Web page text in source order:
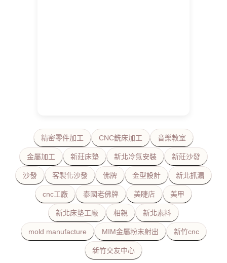
精密零件加工 CNC銑床加工 音樂教室
金屬加工 新莊床墊 新北冷氣安裝 新莊沙發
沙發 客製化沙發 佛牌 金型設計 新北抓漏
cnc工廠 泰國老佛牌 美睫店 美甲
新北床墊工廠 相親 新北素料
mold manufacture MIM金屬粉末射出 新竹cnc
新竹交友中心